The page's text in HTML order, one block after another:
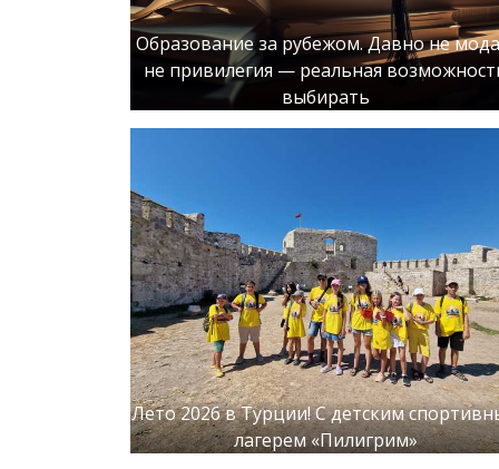
Образование за рубежом. Давно не
не привилегия — реальная
выбирать
Лето 2026 в Турции! С детским
лагерем «Пилигрим»